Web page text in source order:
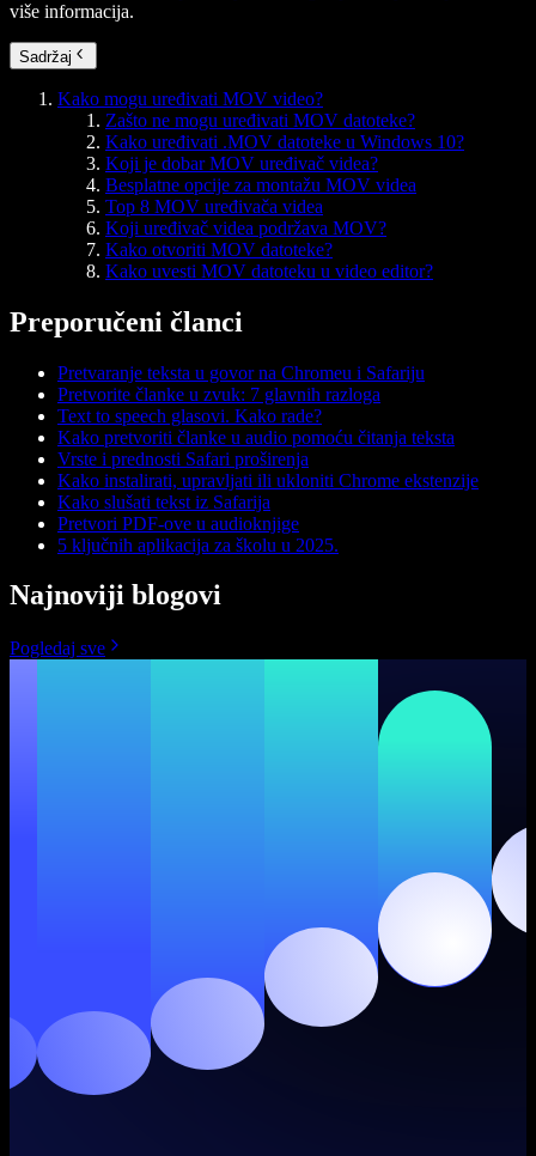
više informacija.
Sadržaj
Kako mogu uređivati MOV video?
Zašto ne mogu uređivati MOV datoteke?
Kako uređivati .MOV datoteke u Windows 10?
Koji je dobar MOV uređivač videa?
Besplatne opcije za montažu MOV videa
Top 8 MOV uređivača videa
Koji uređivač videa podržava MOV?
Kako otvoriti MOV datoteke?
Kako uvesti MOV datoteku u video editor?
Preporučeni članci
Pretvaranje teksta u govor na Chromeu i Safariju
Pretvorite članke u zvuk: 7 glavnih razloga
Text to speech glasovi. Kako rade?
Kako pretvoriti članke u audio pomoću čitanja teksta
Vrste i prednosti Safari proširenja
Kako instalirati, upravljati ili ukloniti Chrome ekstenzije
Kako slušati tekst iz Safarija
Pretvori PDF-ove u audioknjige
5 ključnih aplikacija za školu u 2025.
Najnoviji blogovi
Pogledaj sve